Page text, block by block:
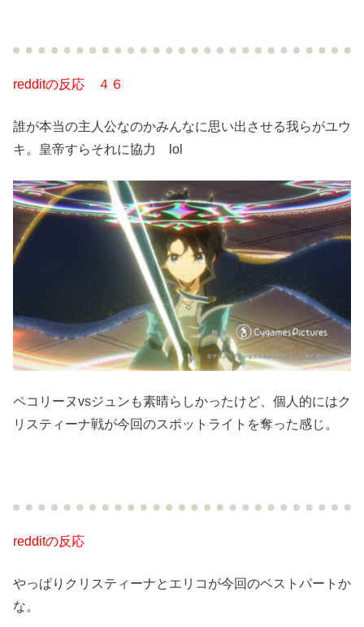
redditの反応 ４６
誰が本当の主人公なのかみんなに思い出させる我らがユウ
キ。皇帝すらそれに協力 lol
ペコリーヌvsジュンも素晴らしかったけど、個人的にはク
リスティーナ戦が今回のスポットライトを奪った感じ。
redditの反応
やっぱりクリスティーナとエリコが今回のベストパートか
な。